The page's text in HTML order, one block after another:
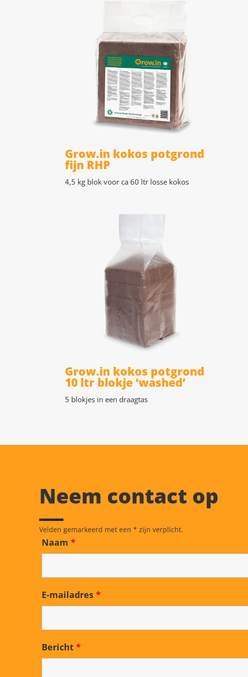
Grow.in kokos potgrond
fijn RHP
4,5 kg blok voor ca 60 ltr losse kokos
Grow.in kokos potgrond
10 ltr blokje ‘washed’
5 blokjes in een draagtas
Neem contact op
Velden gemarkeerd met een * zijn verplicht.
Naam *
E-mailadres *
Bericht *